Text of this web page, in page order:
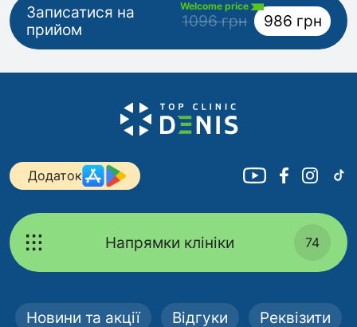
Записатися на
прийом
Welcome price
1096 грн 986 грн
Додаток
Напрямки клініки 74
Новини та акції Відгуки Реквізити